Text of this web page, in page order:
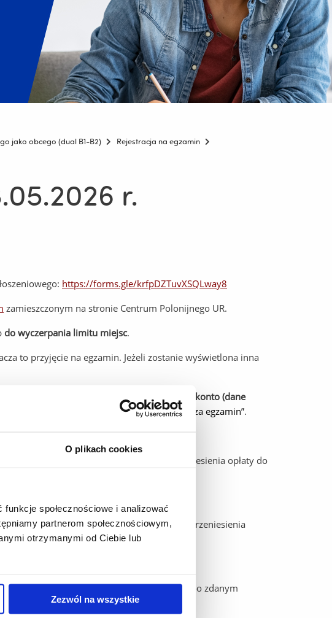
O plikach cookies
społecznościowe i analizować
partnerom społecznościowym,
otrzymanymi od Ciebie lub
Zezwól na wszystkie
jako obcego (dual B1-B2)
Rejestracja na egzamin
r.
https://forms.gle/krfpDZTuvXSQLway8
zamieszczonym na stronie Centrum Polonijnego UR.
do wyczerpania limitu miejsc.
to przyjęcie na egzamin. Jeżeli zostanie wyświetlona inna
egzaminacyjnej w kwocie 900 zł na podane konto (dane
e-maila wpisując – „Potwierdzenie płatności za egzamin”.
opłaty na innego kandydata ani przeniesienia opłaty do
się zbyt małej liczby kandydatów lub do przeniesienia
te są podstawa do wystawienia certyfikatu po zdanym